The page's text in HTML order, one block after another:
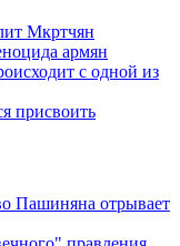
Мкртчян
армян
с одной из
присвоить
Пашиняна отрывает